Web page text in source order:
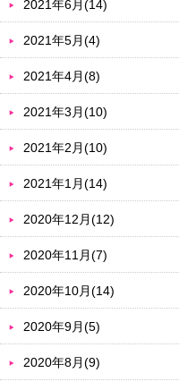
2021年6月(14)
2021年5月(4)
2021年4月(8)
2021年3月(10)
2021年2月(10)
2021年1月(14)
2020年12月(12)
2020年11月(7)
2020年10月(14)
2020年9月(5)
2020年8月(9)